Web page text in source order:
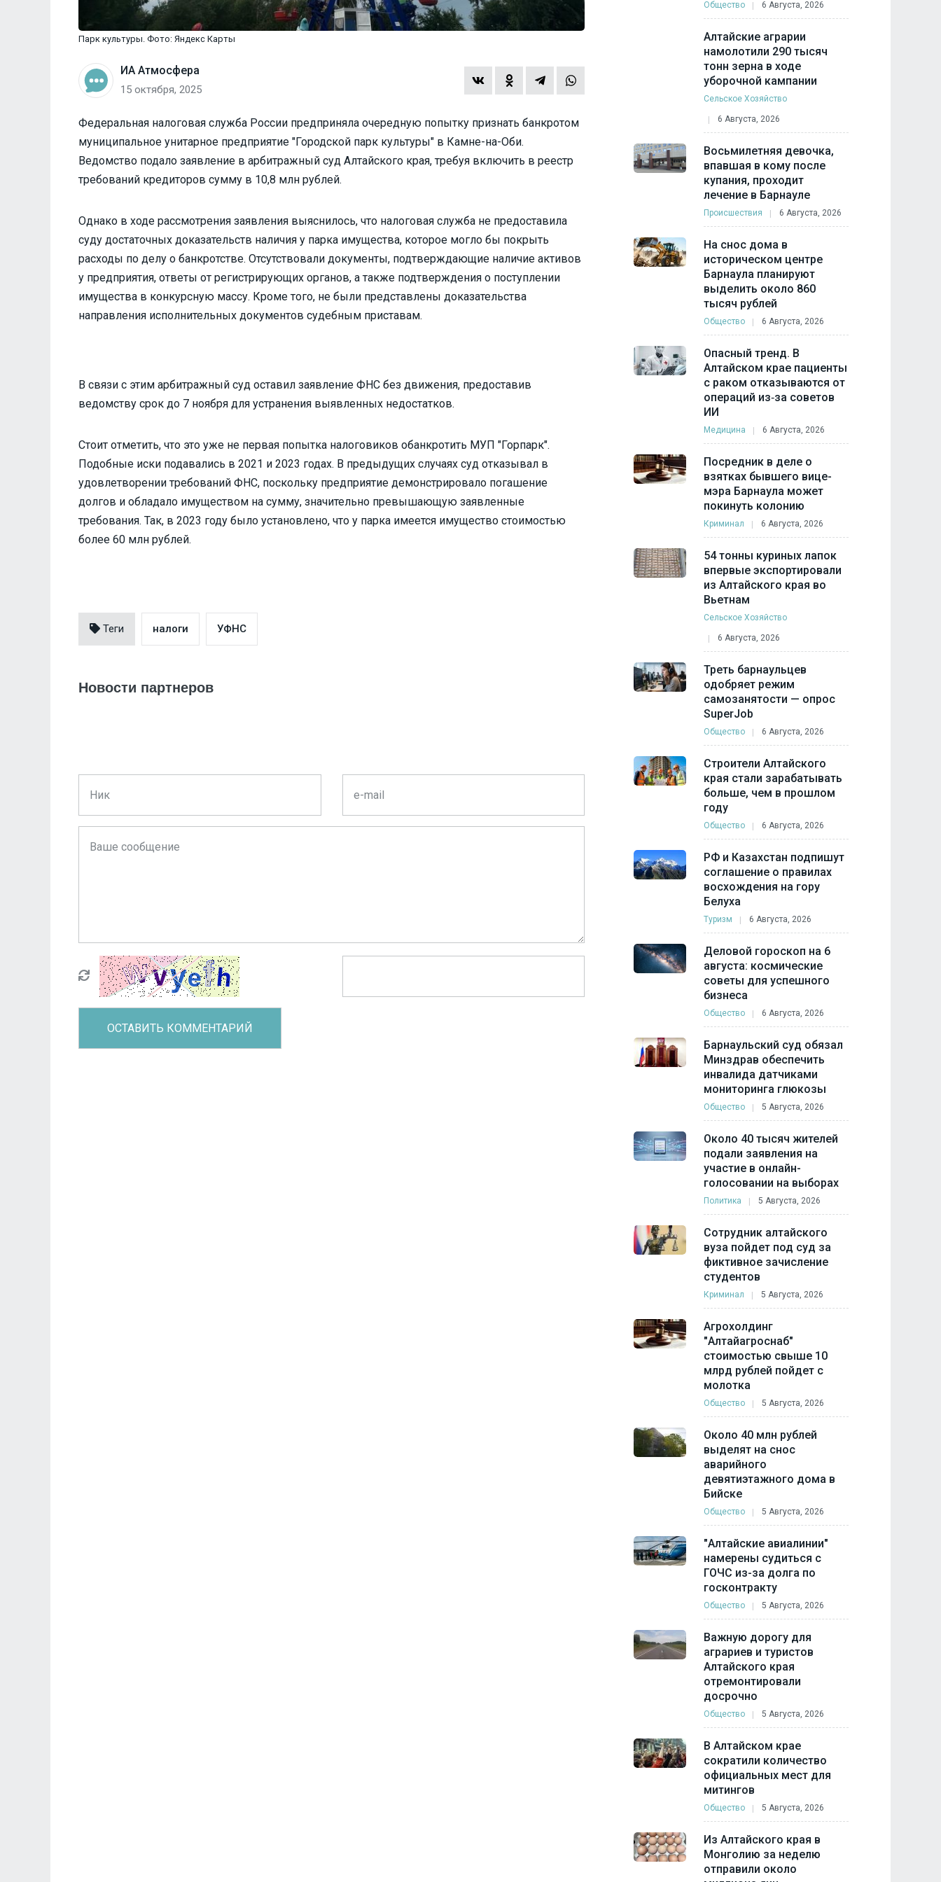
Парк культуры. Фото: Яндекс Карты
ИА Атмосфера
15 октября, 2025
Федеральная налоговая служба России предприняла очередную попытку признать банкротом
муниципальное унитарное предприятие "Городской парк культуры" в Камне-на-Оби.
Ведомство подало заявление в арбитражный суд Алтайского края, требуя включить в реестр
требований кредиторов сумму в 10,8 млн рублей.
Однако в ходе рассмотрения заявления выяснилось, что налоговая служба не предоставила
суду достаточных доказательств наличия у парка имущества, которое могло бы покрыть
расходы по делу о банкротстве. Отсутствовали документы, подтверждающие наличие активов
у предприятия, ответы от регистрирующих органов, а также подтверждения о поступлении
имущества в конкурсную массу. Кроме того, не были представлены доказательства
направления исполнительных документов судебным приставам.
В связи с этим арбитражный суд оставил заявление ФНС без движения, предоставив
ведомству срок до 7 ноября для устранения выявленных недостатков.
Стоит отметить, что это уже не первая попытка налоговиков обанкротить МУП "Горпарк".
Подобные иски подавались в 2021 и 2023 годах. В предыдущих случаях суд отказывал в
удовлетворении требований ФНС, поскольку предприятие демонстрировало погашение
долгов и обладало имуществом на сумму, значительно превышающую заявленные
требования. Так, в 2023 году было установлено, что у парка имеется имущество стоимостью
более 60 млн рублей.
Теги налоги УФНС
Новости партнеров
Общество 6 Августа, 2026
Алтайские аграрии
намолотили 290 тысяч
тонн зерна в ходе
уборочной кампании
Сельское Хозяйство
6 Августа, 2026
Восьмилетняя девочка,
впавшая в кому после
купания, проходит
лечение в Барнауле
Происшествия 6 Августа, 2026
На снос дома в
историческом центре
Барнаула планируют
выделить около 860
тысяч рублей
Общество 6 Августа, 2026
Опасный тренд. В
Алтайском крае пациенты
с раком отказываются от
операций из‑за советов
ИИ
Медицина 6 Августа, 2026
Посредник в деле о
взятках бывшего вице-
мэра Барнаула может
покинуть колонию
Криминал 6 Августа, 2026
54 тонны куриных лапок
впервые экспортировали
из Алтайского края во
Вьетнам
Сельское Хозяйство
6 Августа, 2026
Треть барнаульцев
одобряет режим
самозанятости — опрос
SuperJob
Общество 6 Августа, 2026
Строители Алтайского
края стали зарабатывать
больше, чем в прошлом
году
Общество 6 Августа, 2026
РФ и Казахстан подпишут
соглашение о правилах
восхождения на гору
Белуха
Туризм 6 Августа, 2026
Деловой гороскоп на 6
августа: космические
советы для успешного
бизнеса
Общество 6 Августа, 2026
Барнаульский суд обязал
Минздрав обеспечить
инвалида датчиками
мониторинга глюкозы
Общество 5 Августа, 2026
Около 40 тысяч жителей
подали заявления на
участие в онлайн-
голосовании на выборах
Политика 5 Августа, 2026
Сотрудник алтайского
вуза пойдет под суд за
фиктивное зачисление
студентов
Криминал 5 Августа, 2026
Агрохолдинг
"Алтайагроснаб"
стоимостью свыше 10
млрд рублей пойдет с
молотка
Общество 5 Августа, 2026
Около 40 млн рублей
выделят на снос
аварийного
девятиэтажного дома в
Бийске
Общество 5 Августа, 2026
"Алтайские авиалинии"
намерены судиться с
ГОЧС из-за долга по
госконтракту
Общество 5 Августа, 2026
Важную дорогу для
аграриев и туристов
Алтайского края
отремонтировали
досрочно
Общество 5 Августа, 2026
В Алтайском крае
сократили количество
официальных мест для
митингов
Общество 5 Августа, 2026
Из Алтайского края в
Монголию за неделю
отправили около